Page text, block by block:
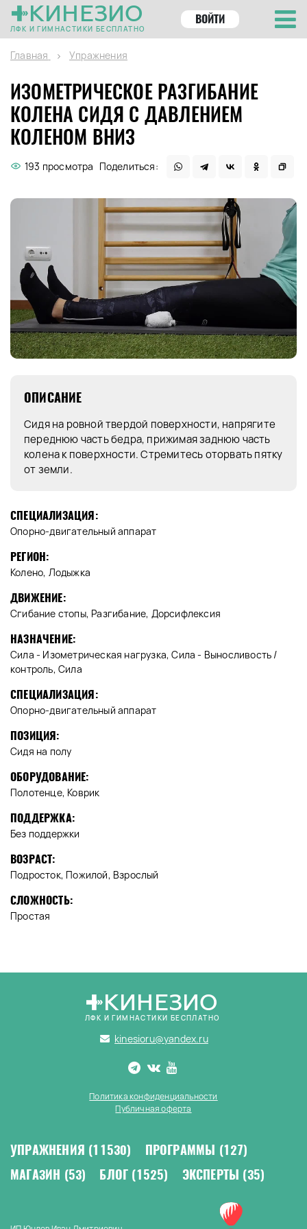
КИНЕЗИО
ЛФК И ГИМНАСТИКИ БЕСПЛАТНО
ВОЙТИ
Главная Упражнения
ИЗОМЕТРИЧЕСКОЕ РАЗГИБАНИЕ
КОЛЕНА СИДЯ С ДАВЛЕНИЕМ
КОЛЕНОМ ВНИЗ
193 просмотра Поделиться:
ОПИСАНИЕ
Сидя на ровной твердой поверхности, напрягите
переднюю часть бедра, прижимая заднюю часть
колена к поверхности. Стремитесь оторвать пятку
от земли.
СПЕЦИАЛИЗАЦИЯ:
Опорно-двигательный аппарат
РЕГИОН:
Колено, Лодыжка
ДВИЖЕНИЕ:
Сгибание стопы, Разгибание, Дорсифлексия
НАЗНАЧЕНИЕ:
Сила - Изометрическая нагрузка, Сила - Выносливость /
контроль, Сила
СПЕЦИАЛИЗАЦИЯ:
Опорно-двигательный аппарат
ПОЗИЦИЯ:
Сидя на полу
ОБОРУДОВАНИЕ:
Полотенце, Коврик
ПОДДЕРЖКА:
Без поддержки
ВОЗРАСТ:
Подросток, Пожилой, Взрослый
СЛОЖНОСТЬ:
Простая
КИНЕЗИО
ЛФК И ГИМНАСТИКИ БЕСПЛАТНО
kinesioru@yandex.ru
Политика конфиденциальности
Публичная оферта
УПРАЖНЕНИЯ (11530) ПРОГРАММЫ (127)
МАГАЗИН (53) БЛОГ (1525) ЭКСПЕРТЫ (35)